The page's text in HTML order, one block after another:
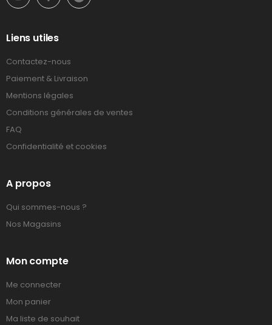
Liens utiles
Contactez-nous
Paiement & Livraison
Mentions légales
Conditions générales de ventes
FAQ
Confidentialité et cookies
A propos
Qui sommes-nous ?
Nos Magasins
Mon compte
Me connecter
Mon panier
Ma liste de souhait